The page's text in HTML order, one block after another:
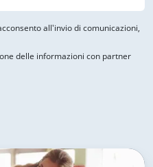
all'invio di comunicazioni,
delle informazioni con partner